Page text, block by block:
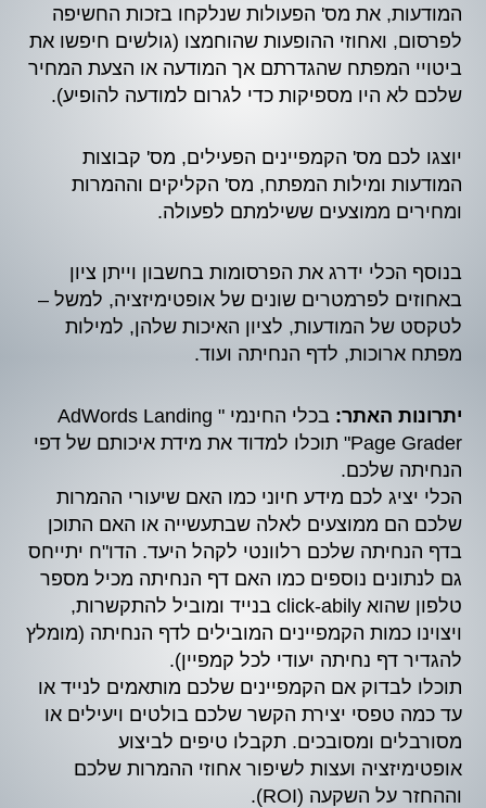
המודעות, את מס' הפעולות שנלקחו בזכות החשיפה
לפרסום, ואחוזי ההופעות שהוחמצו (גולשים חיפשו את
ביטויי המפתח שהגדרתם אך המודעה או הצעת המחיר
שלכם לא היו מספיקות כדי לגרום למודעה להופיע).
יוצגו לכם מס' הקמפיינים הפעילים, מס' קבוצות
המודעות ומילות המפתח, מס' הקליקים וההמרות
ומחירים ממוצעים ששילמתם לפעולה.
בנוסף הכלי ידרג את הפרסומות בחשבון וייתן ציון
באחוזים לפרמטרים שונים של אופטימיזציה, למשל –
לטקסט של המודעות, לציון האיכות שלהן, למילות
מפתח ארוכות, לדף הנחיתה ועוד.
יתרונות האתר:
בכלי החינמי " AdWords Landing
Page Grader" תוכלו למדוד את מידת איכותם של דפי
הנחיתה שלכם.
הכלי יציג לכם מידע חיוני כמו האם שיעורי ההמרות
שלכם הם ממוצעים לאלה שבתעשייה או האם התוכן
בדף הנחיתה שלכם רלוונטי לקהל היעד. הדו"ח יתייחס
גם לנתונים נוספים כמו האם דף הנחיתה מכיל מספר
טלפון שהוא click-abily בנייד ומוביל להתקשרות,
ויצוינו כמות הקמפיינים המובילים לדף הנחיתה (מומלץ
להגדיר דף נחיתה יעודי לכל קמפיין).
תוכלו לבדוק אם הקמפיינים שלכם מותאמים לנייד או
עד כמה טפסי יצירת הקשר שלכם בולטים ויעילים או
מסורבלים ומסובכים. תקבלו טיפים לביצוע
אופטימיזציה ועצות לשיפור אחוזי ההמרות שלכם
וההחזר על השקעה (ROI).